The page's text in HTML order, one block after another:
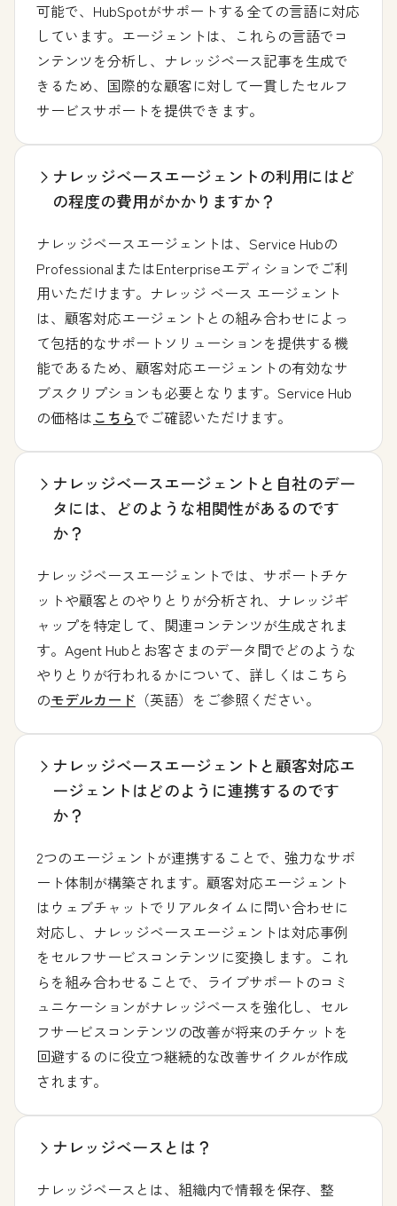
可能で、HubSpotがサポートする全ての言語に対応
しています。エージェントは、これらの言語でコ
ンテンツを分析し、ナレッジベース記事を生成で
きるため、国際的な顧客に対して一貫したセルフ
サービスサポートを提供できます。
ナレッジベースエージェントの利用にはど
の程度の費用がかかりますか？
ナレッジベースエージェントは、Service Hubの
ProfessionalまたはEnterpriseエディションでご利
用いただけます。ナレッジ ベース エージェント
は、顧客対応エージェントとの組み合わせによっ
て包括的なサポートソリューションを提供する機
能であるため、顧客対応エージェントの有効なサ
ブスクリプションも必要となります。Service Hub
の価格は こちらでご確認いただけます。
ナレッジベースエージェントと自社のデー
タには、どのような相関性があるのです
か？
ナレッジベースエージェントでは、サポートチケ
ットや顧客とのやりとりが分析され、ナレッジギ
ャップを特定して、関連コンテンツが生成されま
す。Agent Hubとお客さまのデータ間でどのような
やりとりが行われるかについて、詳しくはこちら
のモデルカード （英語）をご参照ください。
ナレッジベースエージェントと顧客対応エ
ージェントはどのように連携するのです
か？
2つのエージェントが連携することで、強力なサポ
ート体制が構築されます。顧客対応エージェント
はウェブチャットでリアルタイムに問い合わせに
対応し、ナレッジベースエージェントは対応事例
をセルフサービスコンテンツに変換します。これ
らを組み合わせることで、ライブサポートのコミ
ュニケーションがナレッジベースを強化し、セル
フサービスコンテンツの改善が将来のチケットを
回避するのに役立つ継続的な改善サイクルが作成
されます。
ナレッジベースとは？
ナレッジベースとは、組織内で情報を保存、整